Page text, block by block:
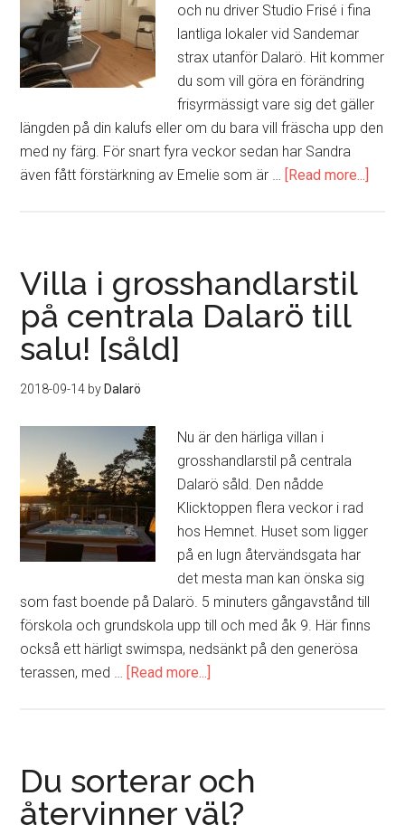
och nu driver Studio Frisé i fina
lantliga lokaler vid Sandemar
strax utanför Dalarö. Hit kommer
du som vill göra en förändring
frisyrmässigt vare sig det gäller
längden på din kalufs eller om du bara vill fräscha upp den
med ny färg. För snart fyra veckor sedan har Sandra
även fått förstärkning av Emelie som är …
[Read more...]
Villa i grosshandlarstil
på centrala Dalarö till
salu! [såld]
2018-09-14 by Dalarö
Nu är den härliga villan i
grosshandlarstil på centrala
Dalarö såld. Den nådde
Klicktoppen flera veckor i rad
hos Hemnet. Huset som ligger
på en lugn återvändsgata har
det mesta man kan önska sig
som fast boende på Dalarö. 5 minuters gångavstånd till
förskola och grundskola upp till och med åk 9. Här finns
också ett härligt swimspa, nedsänkt på den generösa
terassen, med …
[Read more...]
centrala
Dalarö
Du sorterar och
återvinner väl?